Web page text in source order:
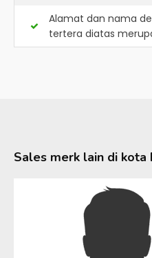
Alamat dan nama
tertera diatas
Sales merk lain di kota